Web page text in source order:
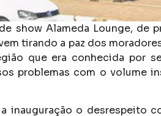
show Alameda Lounge, de
tirando a paz dos
que era conhecida por
problemas com o volume
inauguração o desrespeito